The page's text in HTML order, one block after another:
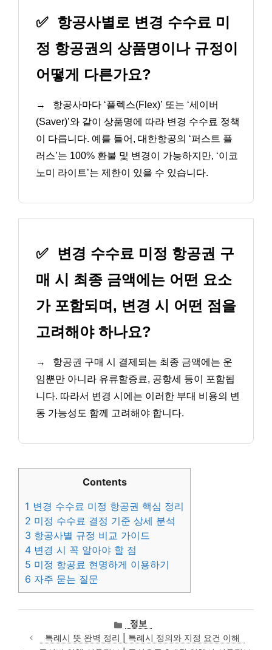
✅ 항공사별로 변경 수수료 미
정 항공권의 상품명이나 규정이
어떻게 다른가요?
→
항공사마다 ‘플렉스(Flex)’ 또는 ‘세이버
(Saver)’와 같이 상품명에 따라 변경 수수료 정책
이 다릅니다. 예를 들어, 대한항공의 ‘퍼스트 플
러스’는 100% 환불 및 변경이 가능하지만, ‘이코
노미 라이트’는 제한이 있을 수 있습니다.
✅
변경 수수료 미정 항공권 구
매 시 최종 금액에는 어떤 요소
가 포함되며, 변경 시 어떤 점을
고려해야 하나요?
→
항공권 구매 시 결제되는 최종 금액에는 운
임뿐만 아니라 유류할증료, 공항세 등이 포함됩
니다. 따라서 변경 시에는 이러한 부대 비용의 변
동 가능성도 함께 고려해야 합니다.
Contents
1 변경 수수료 미정 항공권 핵심 정리
2 미정 수수료 결정 기준 상세 분석
3 항공사별 규정 비교 가이드
4 변경 시 꼭 알아야 할 점
5 미정 항공료 현명하게 이용하기
6 자주 묻는 질문
카
테
고
정보
특례시 뜻 완벽 정리 | 특례시 정의와 지정 요건 이해